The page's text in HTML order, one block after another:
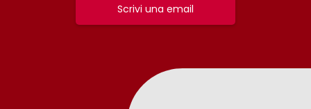
Scrivi una email